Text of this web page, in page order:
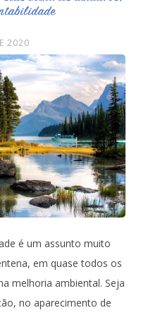
2020
é um assunto muito
em quase todos os
melhoria ambiental. Seja
no aparecimento de